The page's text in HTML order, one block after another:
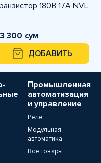
180В 17А NVL
300 сум
ДОБАВИТЬ
Промышленная
автоматизация
и управление
Реле
Модульная
автоматика
Все товары